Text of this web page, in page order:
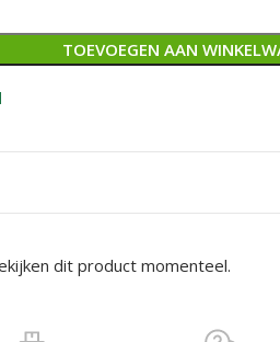
TOEVOEGEN AAN
dit product momenteel.